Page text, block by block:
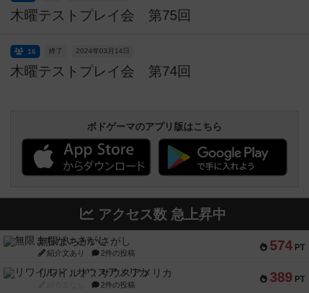
木曜テストプレイ会 第75回
木曜テストプレイ会 第74回
終了 2024年03月14日
16
ボドゲーマのアプリ版はこちら
アクセス数 急上昇中
574 PT
無限まちがいさがし
紹介文あり 2件の投稿
389 PT
リワイルド：サウスアメリカ
2件の投稿